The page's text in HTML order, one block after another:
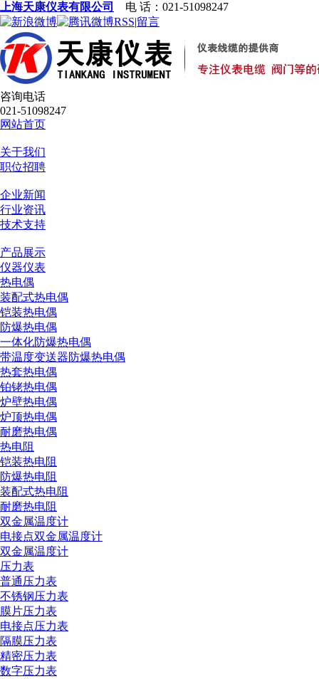
上海天康仪表有限公司
电 话：021-51098247
RSS|留言
咨询电话
021-51098247
网站首页
关于我们
职位招聘
企业新闻
行业资讯
技术支持
产品展示
仪器仪表
热电偶
装配式热电偶
铠装热电偶
防爆热电偶
一体化防爆热电偶
带温度变送器防爆热电偶
热套热电偶
铂铑热电偶
炉壁热电偶
炉顶热电偶
耐磨热电偶
热电阻
铠装热电阻
防爆热电阻
装配式热电阻
耐磨热电阻
双金属温度计
电接点双金属温度计
双金属温度计
压力表
普通压力表
不锈钢压力表
膜片压力表
电接点压力表
隔膜压力表
精密压力表
数字压力表